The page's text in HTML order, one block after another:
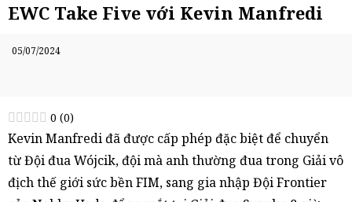
EWC Take Five với Kevin Manfredi
05/07/2024
0 (0)
Kevin Manfredi đã được cấp phép đặc biệt để chuyển
từ Đội đua Wójcik, đội mà anh thường đua trong Giải vô
địch thế giới sức bền FIM, sang gia nhập Đội Frontier